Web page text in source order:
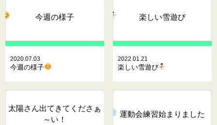
今週の様子
2020.07.03
今週の様子
楽しい雪遊び
2022.01.21
楽しい雪遊び
太陽さん出てきてくださぁ
～い！
運動会練習始まりました